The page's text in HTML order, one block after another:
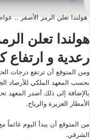
هولندا تعلن الرمز الأصفر ..
هولندا تعلن
رعدية و ارتفاع
بحسب المعهد الملكي للأرصاد
بالإضافة إلى ذلك أصدر المعهد
الأمطار الغزيرة والرياح.
من المتوقع أن يبدأ اليوم
الشرقي.